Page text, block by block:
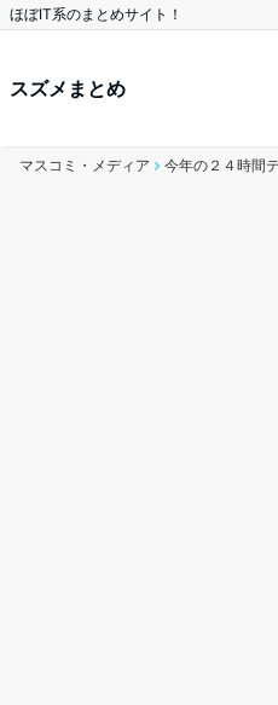
ほぼIT系のまとめサイト！
スズメまとめ
マスコミ・メディア 今年の２４時間